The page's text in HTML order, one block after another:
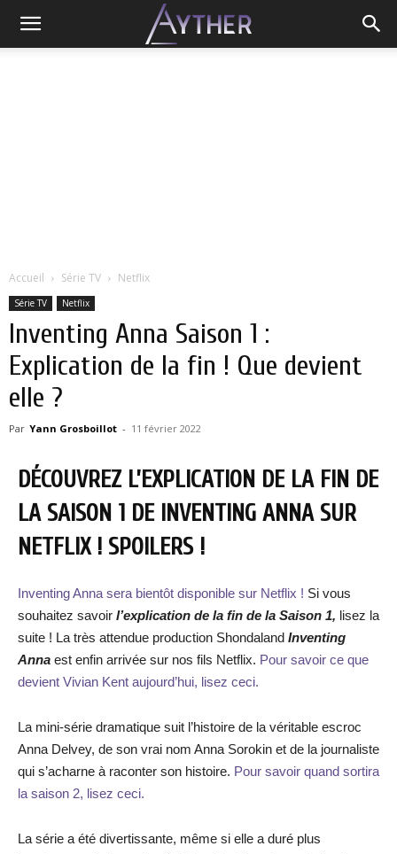
Accueil Série TV Netflix
Série TV Netflix
Inventing Anna Saison 1 :
Explication de la fin ! Que devient
elle ?
Par Yann Grosboillot - 11 février 2022
DÉCOUVREZ L’EXPLICATION DE LA FIN DE
LA SAISON 1 DE INVENTING ANNA SUR
NETFLIX ! SPOILERS !
Inventing Anna sera bientôt disponible sur Netflix ! Si vous
souhaitez savoir l’explication de la fin de la Saison 1, lisez la
suite ! La très attendue production Shondaland Inventing
Anna est enfin arrivée sur nos fils Netflix. Pour savoir ce que
devient Vivian Kent aujourd’hui, lisez ceci.
La mini-série dramatique suit l’histoire de la véritable escroc
Anna Delvey, de son vrai nom Anna Sorokin et de la journaliste
qui s’acharne à raconter son histoire. Pour savoir quand sortira
la saison 2, lisez ceci.
La série a été divertissante, même si elle a duré plus